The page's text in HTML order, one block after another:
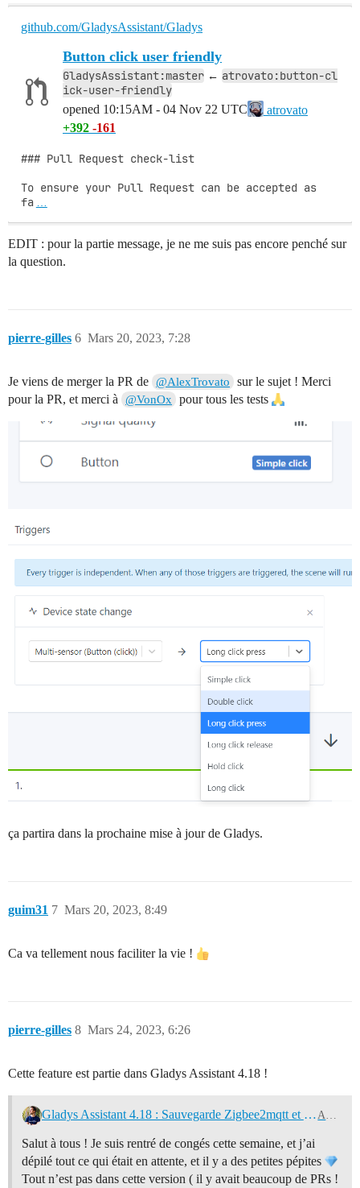
github.com/GladysAssistant/Gladys
Button click user friendly
GladysAssistant:master ← atrovato:button-cl
ick-user-friendly
opened 10:15AM - 04 Nov 22 UTC
atrovato
+392 -161
### Pull Request check-list
To ensure your Pull Request can be accepted as
fa
EDIT : pour la partie message, je ne me suis pas encore penché sur
la question.
pierre-gilles Mars 20, 2023, 7:28
6
Je viens de merger la PR de @AlexTrovato
sur le sujet ! Merci
pour la PR, et merci à
@VonOx pour tous les tests
ça partira dans la prochaine mise à jour de Gladys.
guim31 Mars 20, 2023, 8:49
7
Ca va tellement nous faciliter la vie !
pierre-gilles Mars 24, 2023, 6:26
8
Cette feature est partie dans Gladys Assistant 4.18 !
Gladys Assistant 4.18 : Sauvegarde Zigbee2mqtt et gestion native des boutons (clic simple, double, ...) Actualités
Salut à tous ! Je suis rentré de congés cette semaine, et j’ai
dépilé tout ce qui était en attente, et il y a des petites pépites
Tout n’est pas dans cette version ( il y avait beaucoup de PRs !